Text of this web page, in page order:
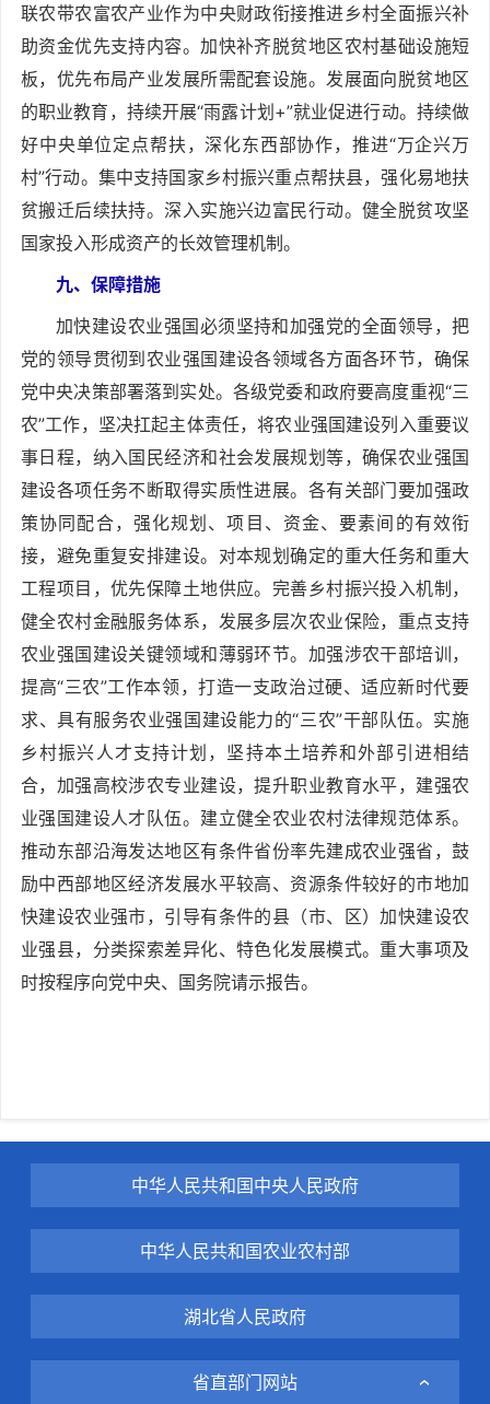
联农带农富农产业作为中央财政衔接推进乡村全面振兴补
助资金优先支持内容。加快补齐脱贫地区农村基础设施短
板，优先布局产业发展所需配套设施。发展面向脱贫地区
的职业教育，持续开展“雨露计划+”就业促进行动。持续做
好中央单位定点帮扶，深化东西部协作，推进“万企兴万
村”行动。集中支持国家乡村振兴重点帮扶县，强化易地扶
贫搬迁后续扶持。深入实施兴边富民行动。健全脱贫攻坚
国家投入形成资产的长效管理机制。
九、保障措施
加快建设农业强国必须坚持和加强党的全面领导，把
党的领导贯彻到农业强国建设各领域各方面各环节，确保
党中央决策部署落到实处。各级党委和政府要高度重视“三
农”工作，坚决扛起主体责任，将农业强国建设列入重要议
事日程，纳入国民经济和社会发展规划等，确保农业强国
建设各项任务不断取得实质性进展。各有关部门要加强政
策协同配合，强化规划、项目、资金、要素间的有效衔
接，避免重复安排建设。对本规划确定的重大任务和重大
工程项目，优先保障土地供应。完善乡村振兴投入机制，
健全农村金融服务体系，发展多层次农业保险，重点支持
农业强国建设关键领域和薄弱环节。加强涉农干部培训，
提高“三农”工作本领，打造一支政治过硬、适应新时代要
求、具有服务农业强国建设能力的“三农”干部队伍。实施
乡村振兴人才支持计划，坚持本土培养和外部引进相结
合，加强高校涉农专业建设，提升职业教育水平，建强农
业强国建设人才队伍。建立健全农业农村法律规范体系。
推动东部沿海发达地区有条件省份率先建成农业强省，鼓
励中西部地区经济发展水平较高、资源条件较好的市地加
快建设农业强市，引导有条件的县（市、区）加快建设农
业强县，分类探索差异化、特色化发展模式。重大事项及
时按程序向党中央、国务院请示报告。
中华人民共和国中央人民政府
中华人民共和国农业农村部
湖北省人民政府
省直部门网站